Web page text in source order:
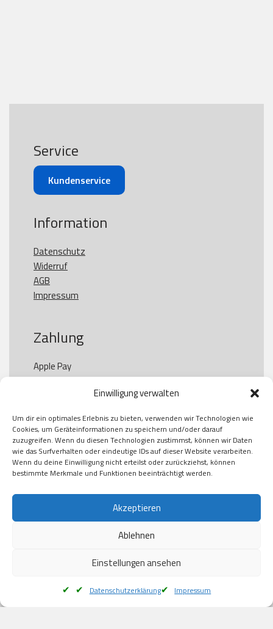
Einwilligung verwalten
Um dir ein optimales Erlebnis zu bieten, verwenden wir Technologien wie
Cookies, um Geräteinformationen zu speichern und/oder darauf
zuzugreifen. Wenn du diesen Technologien zustimmst, können wir Daten
wie das Surfverhalten oder eindeutige IDs auf dieser Website verarbeiten.
Wenn du deine Einwilligung nicht erteilst oder zurückziehst, können
bestimmte Merkmale und Funktionen beeinträchtigt werden.
Akzeptieren
Ablehnen
Einstellungen ansehen
Datenschutzerklärung Impressum
Service
Kundenservice
Information
Datenschutz
Widerruf
AGB
Impressum
Zahlung
Apple Pay
Paypal
Kauf auf Rechung
Klarna
American Express